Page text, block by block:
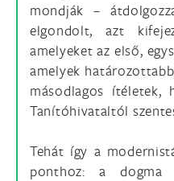
mondják –
elgondolt, azt
amelyeket az első,
amelyek
másodlagos ítéletek,
Tanítóhivataltól
Tehát így a
ponthoz: a dogma